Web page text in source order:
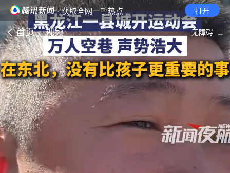
· 获取全网一手热点 打开
首页 视频 无障碍